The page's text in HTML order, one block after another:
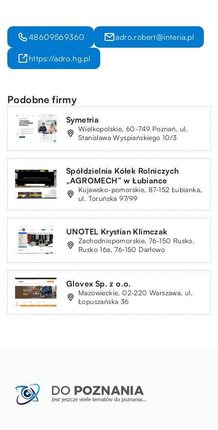
48609569360 adro.robert@interia.pl
https://adro.hg.pl
Podobne firmy
Symetria
Wielkopolskie, 60-749 Poznań, ul.
Stanisława Wyspiańskiego 10/3
Spółdzielnia Kółek Rolniczych
„AGROMECH” w Łubiance
Kujawsko-pomorskie, 87-152 Łubianka,
ul. Toruńska 97/99
UNOTEL Krystian Klimczak
Zachodniopomorskie, 76-150 Rusko,
Rusko 16a, 76-150 Darłowo
Glovex Sp. z o.o.
Mazowieckie, 02-220 Warszawa, ul.
Łopuszańska 36